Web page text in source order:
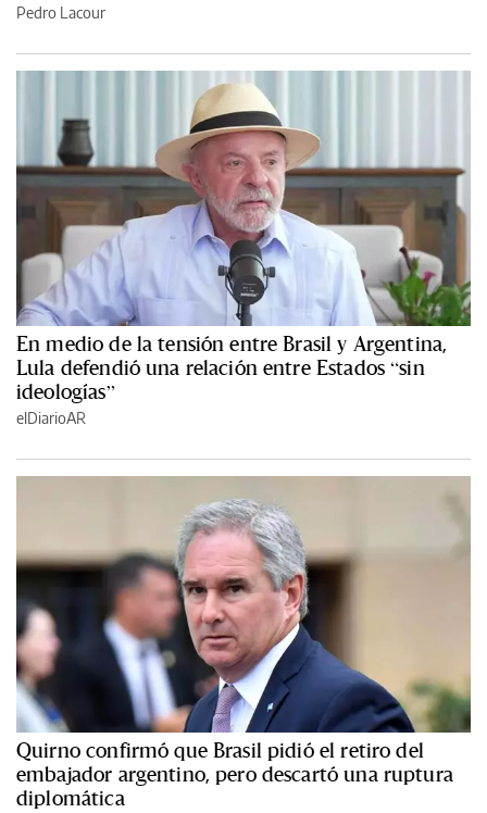
Pedro Lacour
En medio de la tensión entre Brasil y Argentina,
Lula defendió una relación entre Estados “sin
ideologías”
elDiarioAR
Quirno confirmó que Brasil pidió el retiro del
embajador argentino, pero descartó una ruptura
diplomática